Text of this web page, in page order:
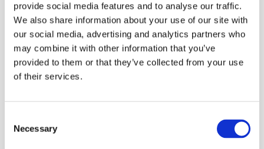
provide social media features and to analyse our traffic.
We also share information about your use of our site with
our social media, advertising and analytics partners who
may combine it with other information that you’ve
provided to them or that they’ve collected from your use
of their services.
Selection
Necessary
będą kształtować nowoczesne technologie, stale
rosnąca potrzeba szybkich dostaw i zmiany w
podejściu do ekologii miejskiej. Coraz więcej
przedsiębiorstw stawia na rozwiązania
automatyzujące procesy magazynowe. Pozwala to
zapasami. W magazynach last mile pojawiają się
między innymi inteligentne roboty, których